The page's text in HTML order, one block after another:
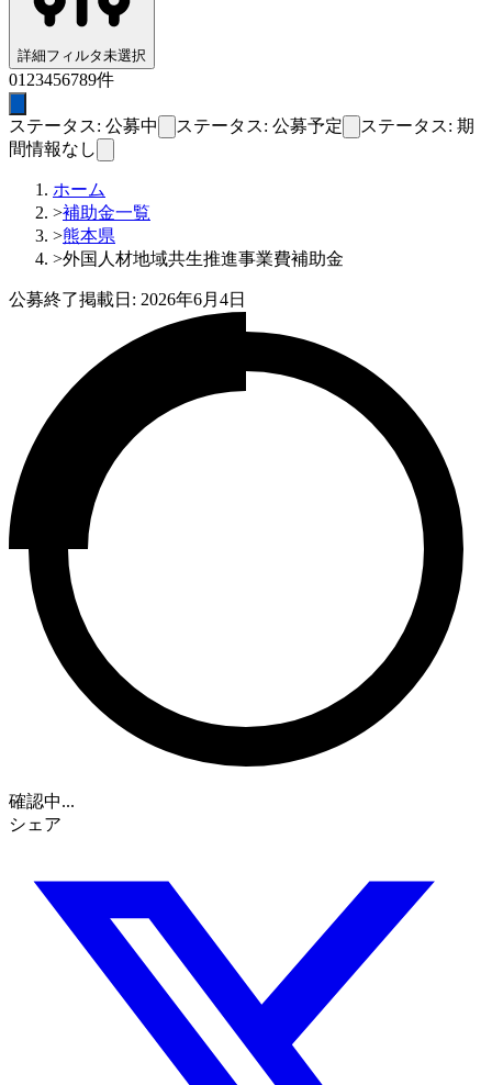
詳細フィルタ未選択
01 23456789件
ステータス: 公募中 ステータス: 公募予定
ステータス: 期
間情報なし
ホーム
>補助金一覧
>熊本県
>外国人材地域共生推進事業費補助金
公募終了掲載日: 2026年6月4日
確認中...
シェア